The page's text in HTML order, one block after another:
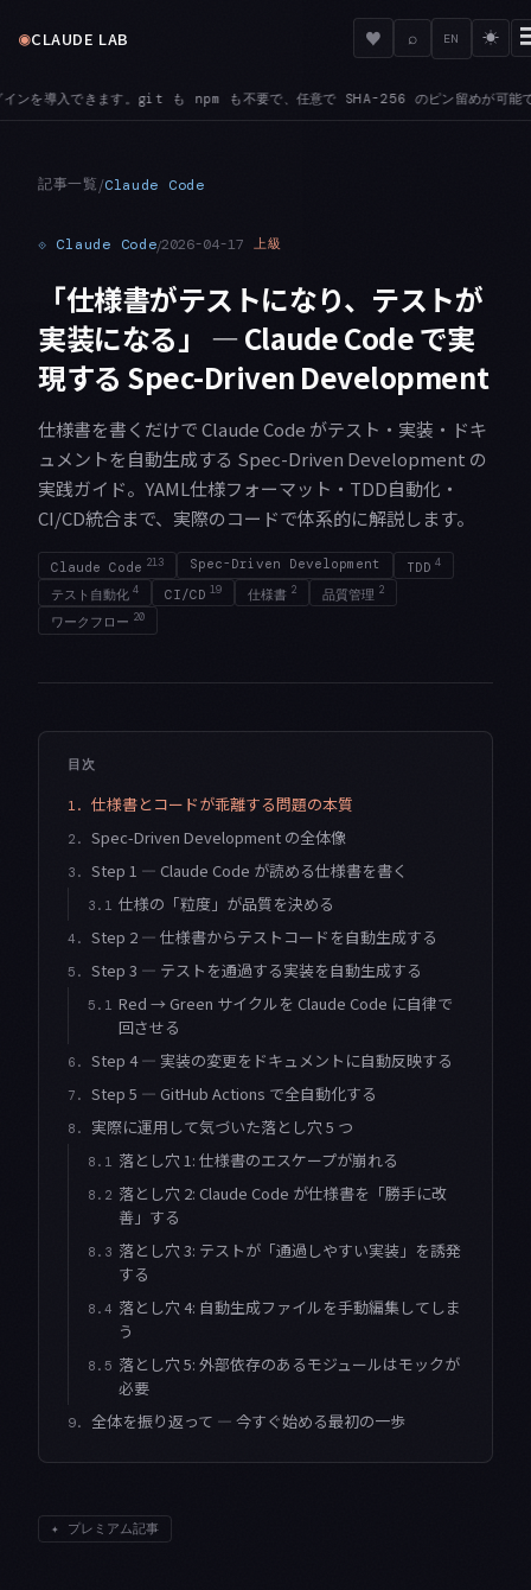
◉CLAUDE LAB ♥ ⌕ EN ☀
、任意で SHA-256 のピン留めが可能です BEDROCK —
記事一覧/Claude Code
⟐ Claude Code/2026-04-17 上級
「仕様書がテストになり、テストが
実装になる」 — Claude Code で実
現する Spec-Driven Development
仕様書を書くだけで Claude Code がテスト・実装・ドキ
ュメントを自動生成する Spec-Driven Development の
実践ガイド。YAML仕様フォーマット・TDD自動化・
CI/CD統合まで、実際のコードで体系的に解説します。
Claude Code 213 Spec-Driven Development TDD 4
テスト自動化 4 CI/CD 19 仕様書 2 品質管理 2
ワークフロー 20
目次
1. 仕様書とコードが乖離する問題の本質
2. Spec-Driven Development の全体像
3. Step 1 — Claude Code が読める仕様書を書く
3.1 仕様の「粒度」が品質を決める
4. Step 2 — 仕様書からテストコードを自動生成する
5. Step 3 — テストを通過する実装を自動生成する
5.1 Red → Green サイクルを Claude Code に自律で
回させる
6. Step 4 — 実装の変更をドキュメントに自動反映する
7. Step 5 — GitHub Actions で全自動化する
8. 実際に運用して気づいた落とし穴 5 つ
8.1 落とし穴 1: 仕様書のエスケープが崩れる
8.2 落とし穴 2: Claude Code が仕様書を「勝手に改
善」する
8.3 落とし穴 3: テストが「通過しやすい実装」を誘発
する
8.4 落とし穴 4: 自動生成ファイルを手動編集してしま
う
8.5 落とし穴 5: 外部依存のあるモジュールはモックが
必要
9. 全体を振り返って — 今すぐ始める最初の一歩
✦ プレミアム記事